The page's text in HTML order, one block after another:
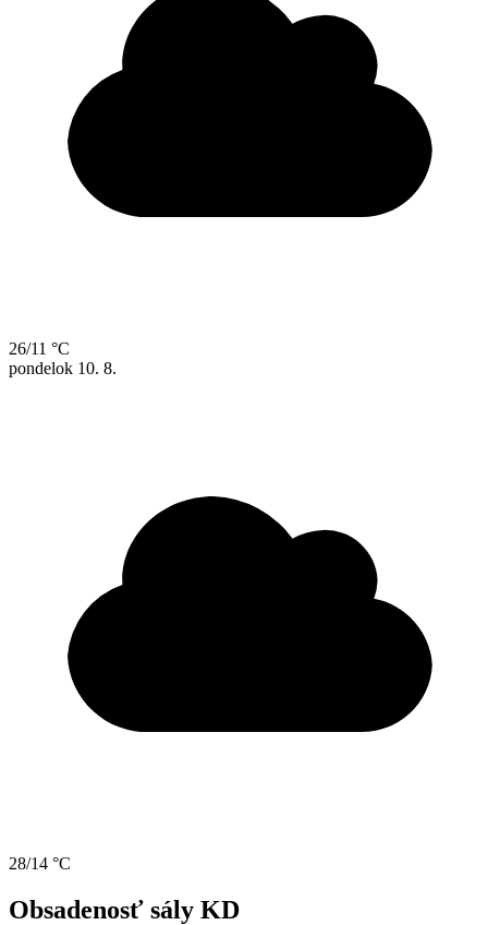
26/11 °C
pondelok 10. 8.
28/14 °C
Obsadenosť sály KD